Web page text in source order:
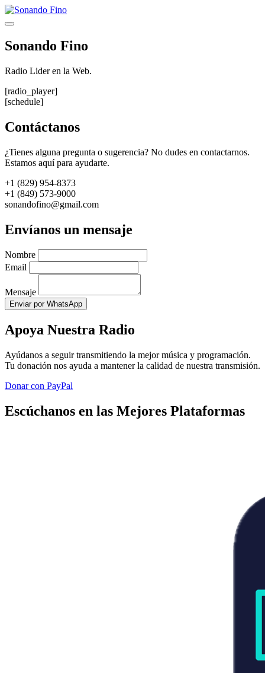
Saltar
al
Menú
Sonando Fino
Radio Lider en la Web.
[radio_player]
[schedule]
Contáctanos
¿Tienes alguna pregunta o sugerencia? No dudes en contactarnos.
Estamos aquí para ayudarte.
+1 (829) 954-8373
+1 (849) 573-9000
sonandofino@gmail.com
Envíanos un mensaje
Nombre
Email
Mensaje
Enviar por WhatsApp
Apoya Nuestra Radio
Ayúdanos a seguir transmitiendo la mejor música y programación.
Tu donación nos ayuda a mantener la calidad de nuestra transmisión.
Donar con PayPal
Escúchanos en las Mejores Plataformas